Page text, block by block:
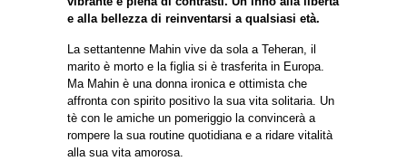
e alla bellezza di reinventarsi a qualsiasi età.
La settantenne Mahin vive da sola a Teheran, il
marito è morto e la figlia si è trasferita in Europa.
Ma Mahin è una donna ironica e ottimista che
affronta con spirito positivo la sua vita solitaria. Un
tè con le amiche un pomeriggio la convincerà a
rompere la sua routine quotidiana e a ridare vitalità
alla sua vita amorosa.